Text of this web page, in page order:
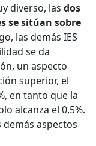
diverso, las dos
se sitúan sobre
las demás IES
se da
un aspecto
superior, el
en tanto que la
alcanza el 0,5%.
aspectos